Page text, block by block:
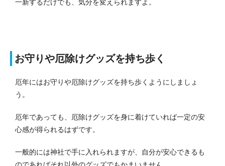
一新するだけでも、気分を変えられますよ。
お守りや厄除けグッズを持ち歩く
厄年にはお守りや厄除けグッズを持ち歩くようにしましょ
う。
厄年であっても、厄除けグッズを身に着けていれば一定の安
心感が得られるはずです。
一般的には神社で手に入れられますが、自分が安心できるも